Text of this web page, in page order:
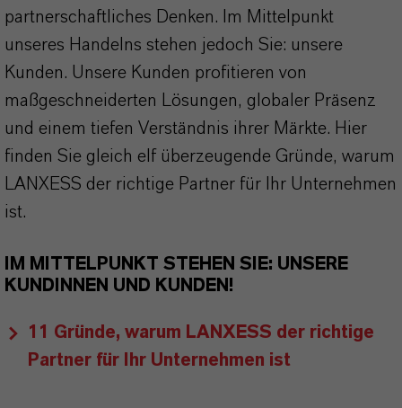
partnerschaftliches Denken. Im Mittelpunkt
unseres Handelns stehen jedoch Sie: unsere
Kunden. Unsere Kunden profitieren von
maßgeschneiderten Lösungen, globaler Präsenz
und einem tiefen Verständnis ihrer Märkte. Hier
finden Sie gleich elf überzeugende Gründe, warum
LANXESS der richtige Partner für Ihr Unternehmen
ist.
IM MITTELPUNKT STEHEN SIE: UNSERE
KUNDINNEN UND KUNDEN!
11 Gründe, warum LANXESS der richtige
Partner für Ihr Unternehmen ist